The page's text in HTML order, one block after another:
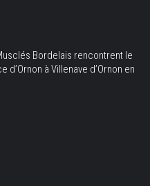
Bordelais rencontrent le
d’Ornon à Villenave d’Ornon en